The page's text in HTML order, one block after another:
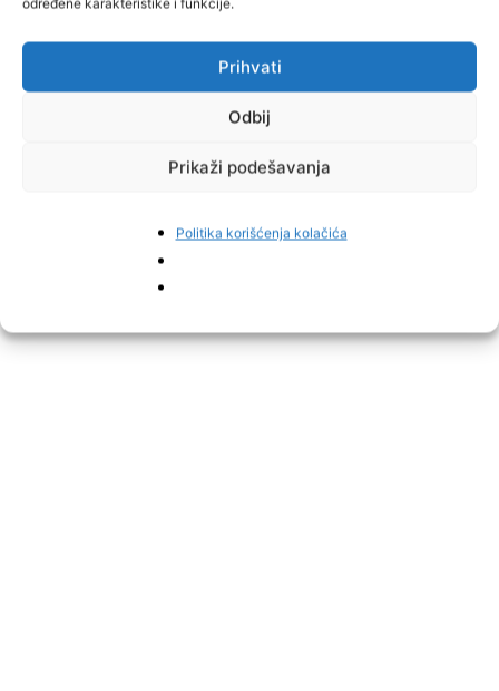
određene karakteristike i funkcije.
Prihvati
Odbij
Prikaži podešavanja
Politika korišćenja kolačića
Piše: M.Bašić